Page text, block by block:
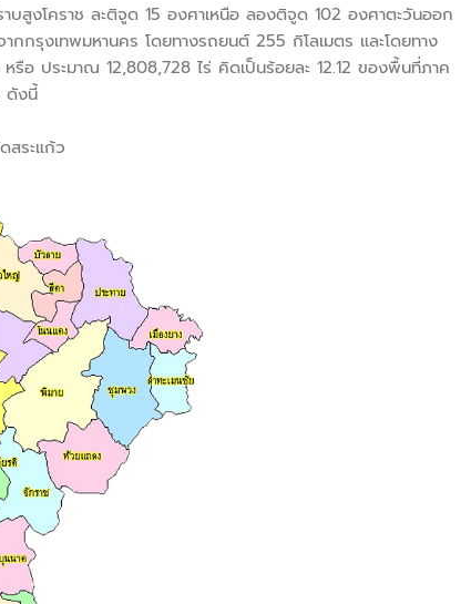
บสูงโคราช ละติจูด 15 องศาเหนือ ลองติจูด 102 องศาตะวันออก
กกรุงเทพมหานคร โดยทางรถยนต์ 255 กิโลเมตร และโดยทาง
รือ ประมาณ 12,808,728 ไร่ คิดเป็นร้อยละ 12.12 ของพื้นที่ภาค
ดังนี้
สระแก้ว